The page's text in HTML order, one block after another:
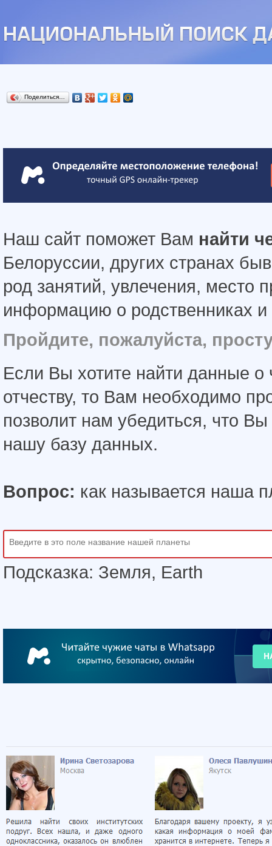
Поделиться…
Наш сайт поможет Вам найти
Белоруссии, других странах
род занятий, увлечения, место
информацию о родственниках и
Пройдите, пожалуйста,
Если Вы хотите найти данные
отчеству, то Вам необходимо
позволит нам убедиться, что
нашу базу данных.
Вопрос: как называется наша
Подсказка: Земля, Earth